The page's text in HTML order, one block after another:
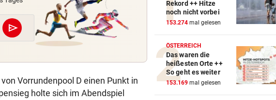
send
Abschicken
Vorrundenpool D einen Punkt in
holte sich im Abendspiel
Rekord ++ Hitze
noch nicht vorbei
153.274 mal gelesen
ÖSTERREICH
Das waren die
heißesten Orte ++
So geht es weiter
153.169 mal gelesen